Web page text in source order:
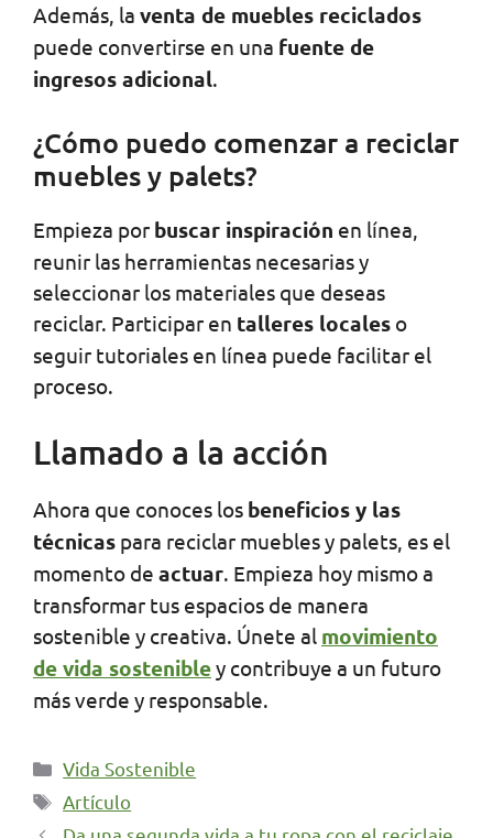
Además, la venta de muebles reciclados
puede convertirse en una fuente de
ingresos adicional.
¿Cómo puedo comenzar a reciclar
muebles y palets?
Empieza por buscar inspiración en línea,
reunir las herramientas necesarias y
seleccionar los materiales que deseas
reciclar. Participar en talleres locales o
seguir tutoriales en línea puede facilitar el
proceso.
Llamado a la acción
Ahora que conoces los beneficios y las
técnicas para reciclar muebles y palets, es el
momento de actuar. Empieza hoy mismo a
transformar tus espacios de manera
sostenible y creativa. Únete al movimiento
de vida sostenibley contribuye a un futuro
más verde y responsable.
Categorías
Vida Sostenible
Etiquetas
Artículo